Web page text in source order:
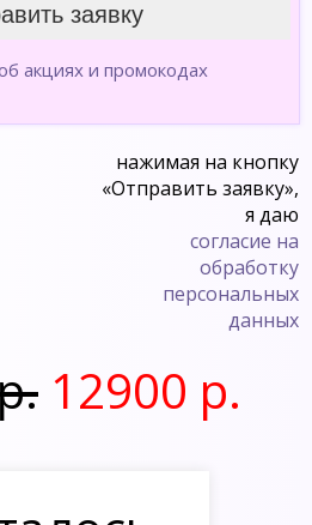
акциях и промокодах
нажимая на кнопку
«Отправить заявку»,
я даю
согласие на
обработку
персональных
данных
12900 р.